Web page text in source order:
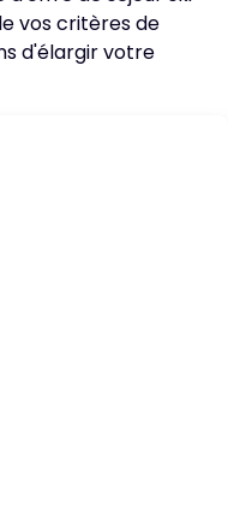
vos critères de
d'élargir votre